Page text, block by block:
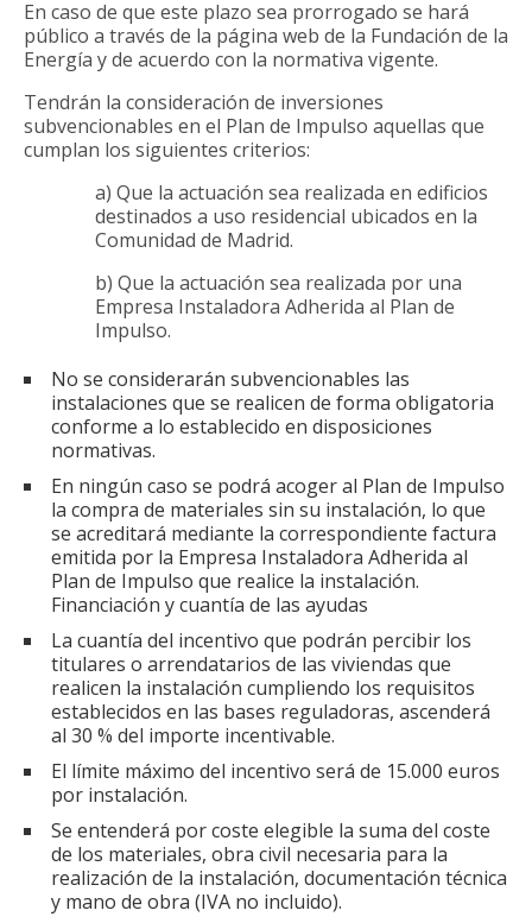
En caso de que este plazo sea prorrogado se hará
público a través de la página web de la Fundación de la
Energía y de acuerdo con la normativa vigente.
Tendrán la consideración de inversiones
subvencionables en el Plan de Impulso aquellas que
cumplan los siguientes criterios:
a) Que la actuación sea realizada en edificios
destinados a uso residencial ubicados en la
Comunidad de Madrid.
b) Que la actuación sea realizada por una
Empresa Instaladora Adherida al Plan de
Impulso.
No se considerarán subvencionables las
instalaciones que se realicen de forma obligatoria
conforme a lo establecido en disposiciones
normativas.
En ningún caso se podrá acoger al Plan de Impulso
la compra de materiales sin su instalación, lo que
se acreditará mediante la correspondiente factura
emitida por la Empresa Instaladora Adherida al
Plan de Impulso que realice la instalación.
Financiación y cuantía de las ayudas
La cuantía del incentivo que podrán percibir los
titulares o arrendatarios de las viviendas que
realicen la instalación cumpliendo los requisitos
establecidos en las bases reguladoras, ascenderá
al 30 % del importe incentivable.
El límite máximo del incentivo será de 15.000 euros
por instalación.
Se entenderá por coste elegible la suma del coste
de los materiales, obra civil necesaria para la
realización de la instalación, documentación técnica
y mano de obra (IVA no incluido).